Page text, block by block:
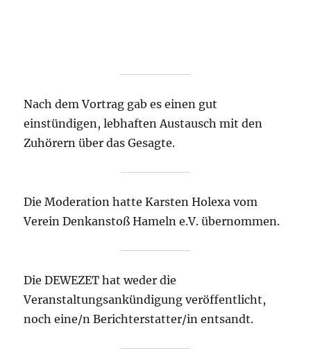
Nach dem Vortrag gab es einen gut
einstündigen, lebhaften Austausch mit den
Zuhörern über das Gesagte.
Die Moderation hatte Karsten Holexa vom
Verein Denkanstoß Hameln e.V. übernommen.
Die DEWEZET hat weder die
Veranstaltungsankündigung veröffentlicht,
noch eine/n Berichterstatter/in entsandt.